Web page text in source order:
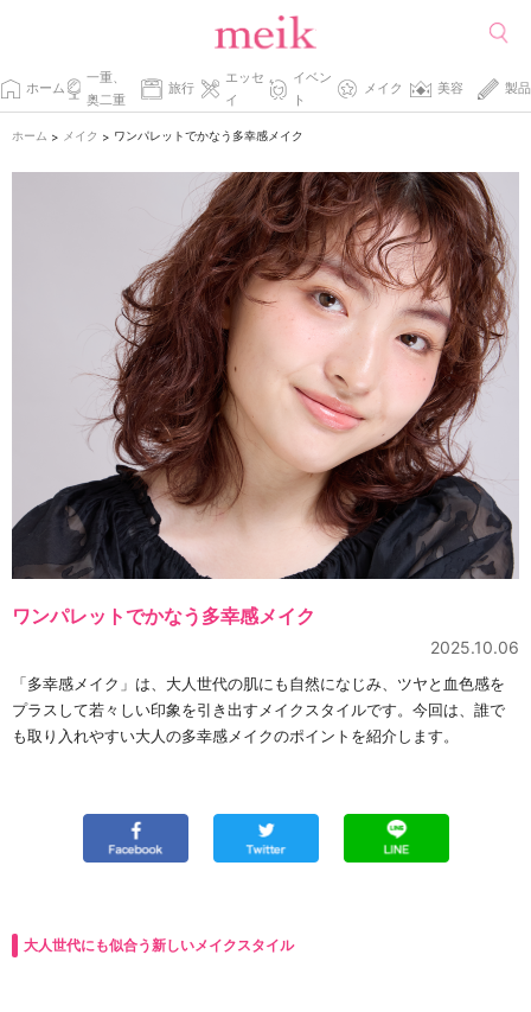
ホーム
一重、
奥二重
旅行
エッセ
イ
イベン
ト
メイク 美容 製品
ホーム > メイク > ワンパレットでかなう多幸感メイク
ワンパレットでかなう多幸感メイク
2025.10.06
「多幸感メイク」は、大人世代の肌にも自然になじみ、ツヤと血色感を
プラスして若々しい印象を引き出すメイクスタイルです。今回は、誰で
も取り入れやすい大人の多幸感メイクのポイントを紹介します。
大人世代にも似合う新しいメイクスタイル